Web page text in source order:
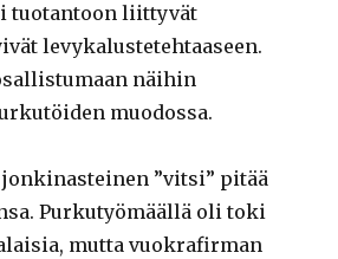
tuotantoon liittyvät
levykalustetehtaaseen.
näihin
muodossa.
”vitsi” pitää
Purkutyömäällä oli toki
mutta vuokrafirman